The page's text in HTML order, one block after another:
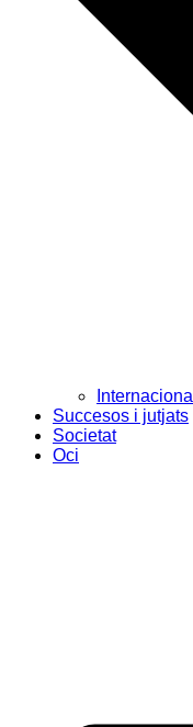
Internacional
Succesos i jutjats
Societat
Oci